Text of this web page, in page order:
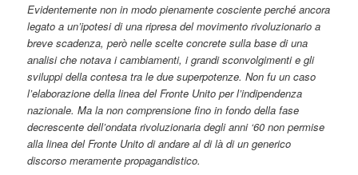
Evidentemente non in modo pienamente cosciente perché ancora
legato a un’ipotesi di una ripresa del movimento rivoluzionario a
breve scadenza, però nelle scelte concrete sulla base di una
analisi che notava i cambiamenti, i grandi sconvolgimenti e gli
sviluppi della contesa tra le due superpotenze. Non fu un caso
l’elaborazione della linea del Fronte Unito per l’indipendenza
nazionale. Ma la non comprensione fino in fondo della fase
decrescente dell’ondata rivoluzionaria degli anni ‘60 non permise
alla linea del Fronte Unito di andare al di là di un generico
discorso meramente propagandistico.